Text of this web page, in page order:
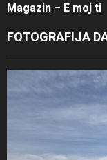
Magazin – E moj ti
FOTOGRAFIJA